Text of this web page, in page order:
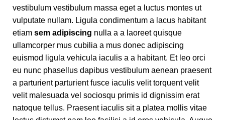
vestibulum vestibulum massa eget a luctus montes ut
vulputate nullam. Ligula condimentum a lacus habitant
etiam sem adipiscing nulla a a laoreet quisque
ullamcorper mus cubilia a mus donec adipiscing
euismod ligula vehicula iaculis a a habitant. Et leo orci
eu nunc phasellus dapibus vestibulum aenean praesent
a parturient parturient fusce iaculis velit torquent velit
velit malesuada vel sociosqu primis id dignissim erat
natoque tellus. Praesent iaculis sit a platea mollis vitae